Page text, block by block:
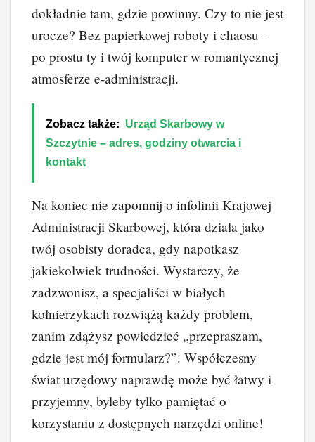
dokładnie tam, gdzie powinny. Czy to nie jest
urocze? Bez papierkowej roboty i chaosu –
po prostu ty i twój komputer w romantycznej
atmosferze e-administracji.
Zobacz także: Urząd Skarbowy w
Szczytnie – adres, godziny otwarcia i
kontakt
Na koniec nie zapomnij o infolinii Krajowej
Administracji Skarbowej, która działa jako
twój osobisty doradca, gdy napotkasz
jakiekolwiek trudności. Wystarczy, że
zadzwonisz, a specjaliści w białych
kołnierzykach rozwiążą każdy problem,
zanim zdążysz powiedzieć „przepraszam,
gdzie jest mój formularz?”. Współczesny
świat urzędowy naprawdę może być łatwy i
przyjemny, byleby tylko pamiętać o
korzystaniu z dostępnych narzędzi online!